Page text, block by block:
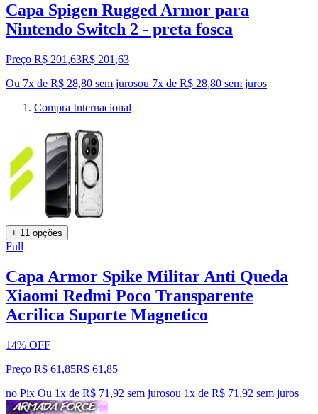
Capa Spigen Rugged Armor para
Nintendo Switch 2 - preta fosca
Preço R$ 201,63R$ 201 ,63
Ou 7x de R$ 28,80 sem jurosou 7x de R$ 28,80 sem juros
Compra Internacional
+ 11 opções
Full
Capa Armor Spike Militar Anti Queda
Xiaomi Redmi Poco Transparente
Acrilica Suporte Magnetico
14% OFF
Preço R$ 61,85R$ 61 ,85
no Pix Ou 1x de R$ 71,92 sem jurosou 1x de R$ 71,92 sem juros